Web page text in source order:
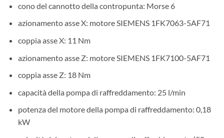
cono del cannotto della contropunta: Morse 6
azionamento asse X: motore SIEMENS 1FK7063-5AF71
coppia asse X: 11 Nm
azionamento asse Z: motore SIEMENS 1FK7100-5AF71
coppia asse Z: 18 Nm
capacità della pompa di raffreddamento: 25 l/min
potenza del motore della pompa di raffreddamento: 0,18
kW